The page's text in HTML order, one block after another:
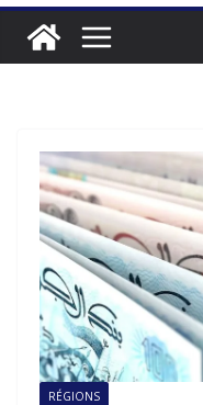
RÉGIONS